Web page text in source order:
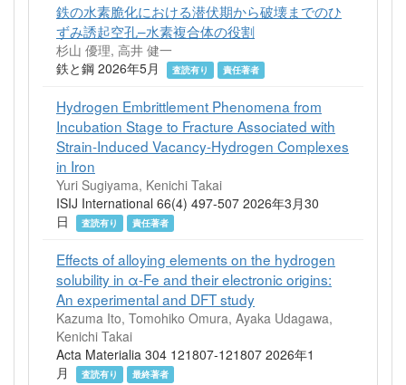
鉄の水素脆化における潜伏期から破壊までのひ
ずみ誘起空孔–水素複合体の役割
杉山 優理, 高井 健一
鉄と鋼 2026年5月
査読有り 責任著者
Hydrogen Embrittlement Phenomena from
Incubation Stage to Fracture Associated with
Strain-Induced Vacancy-Hydrogen Complexes
in Iron
Yuri Sugiyama, Kenichi Takai
ISIJ International 66(4) 497-507 2026年3月30
日
査読有り 責任著者
Effects of alloying elements on the hydrogen
solubility in α-Fe and their electronic origins:
An experimental and DFT study
Kazuma Ito, Tomohiko Omura, Ayaka Udagawa,
Kenichi Takai
Acta Materialia 304 121807-121807 2026年1
月
査読有り 最終著者